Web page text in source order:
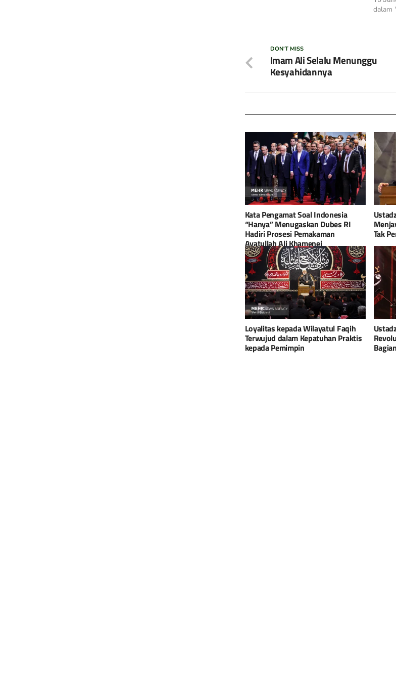
dalam
DON'T MISS
Imam Ali Selalu Menunggu
Kesyahidannya
Kata Pengamat Soal Indonesia
“Hanya” Menugaskan Dubes RI
Hadiri Prosesi Pemakaman
Ayatullah Ali Khamenei
Tak
Loyalitas kepada Wilayatul Faqih
Terwujud dalam Kepatuhan Praktis
kepada Pemimpin